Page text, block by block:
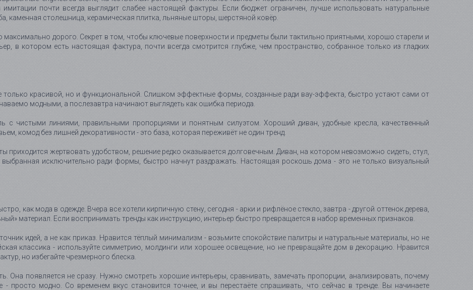
почти всегда выглядит слабее настоящей фактуры. Если бюджет ограничен, лучше использовать натуральные
каменная столешница, керамическая плитка, льняные шторы, шерстяной ковёр.
максимально дорого. Секрет в том, чтобы ключевые поверхности и предметы были тактильно приятными, хорошо старели и
в котором есть настоящая фактура, почти всегда смотрится глубже, чем пространство, собранное только из гладких
только красивой, но и функциональной. Слишком эффектные формы, созданные ради вау-эффекта, быстро устают сами от
модными, а послезавтра начинают выглядеть как ошибка периода.
с чистыми линиями, правильными пропорциями и понятным силуэтом. Хороший диван, удобные кресла, качественный
комод без лишней декоративности - это база, которая переживёт не один тренд.
приходится жертвовать удобством, решение редко оказывается долговечным. Диван, на котором невозможно сидеть, стул,
исключительно ради формы, быстро начнут раздражать. Настоящая роскошь дома - это не только визуальный
как мода в одежде. Вчера все хотели кирпичную стену, сегодня - арки и рифлёное стекло, завтра - другой оттенок дерева,
материал. Если воспринимать тренды как инструкцию, интерьер быстро превращается в набор временных признаков.
идей, а не как приказ. Нравится тёплый минимализм - возьмите спокойствие палитры и натуральные материалы, но не
классика - используйте симметрию, молдинги или хорошее освещение, но не превращайте дом в декорацию. Нравится
но избегайте чрезмерного блеска.
Она появляется не сразу. Нужно смотреть хорошие интерьеры, сравнивать, замечать пропорции, анализировать, почему
- просто модно. Со временем вкус становится точнее, и вы перестаёте спрашивать, что сейчас в тренде. Вы начинаете